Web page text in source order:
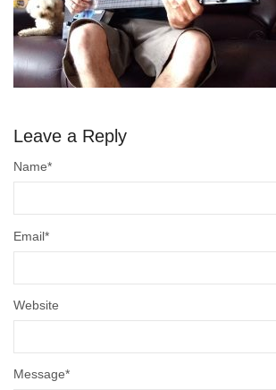
Leave a Reply
Message*
Name*
Email*
Website